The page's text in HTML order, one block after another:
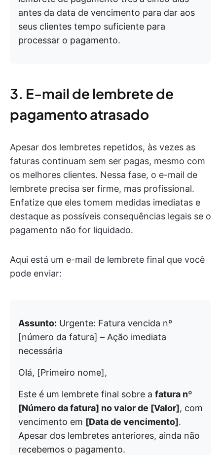
antes da data de vencimento para dar aos
seus clientes tempo suficiente para
processar o pagamento.
3. E-mail de lembrete de
pagamento atrasado
Apesar dos lembretes repetidos, às vezes as
faturas continuam sem ser pagas, mesmo com
os melhores clientes. Nessa fase, o e-mail de
lembrete precisa ser firme, mas profissional.
Enfatize que eles tomem medidas imediatas e
destaque as possíveis consequências legais se o
pagamento não for liquidado.
Aqui está um e-mail de lembrete final que você
pode enviar:
Assunto: Urgente: Fatura vencida nº
[número da fatura] – Ação imediata
necessária
Olá, [Primeiro nome],
Este é um lembrete final sobre a fatura nº
[Número da fatura] no valor de [Valor], com
vencimento em [Data de vencimento].
Apesar dos lembretes anteriores, ainda não
recebemos o pagamento.